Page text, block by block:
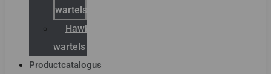
wartels
Hawke
wartels
Productcatalogus